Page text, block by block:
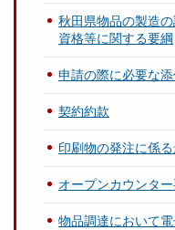
秋田県物品の製造
資格等に関する要綱
申請の際に必要な
契約約款
印刷物の発注に係
オープンカウンター
物品調達において